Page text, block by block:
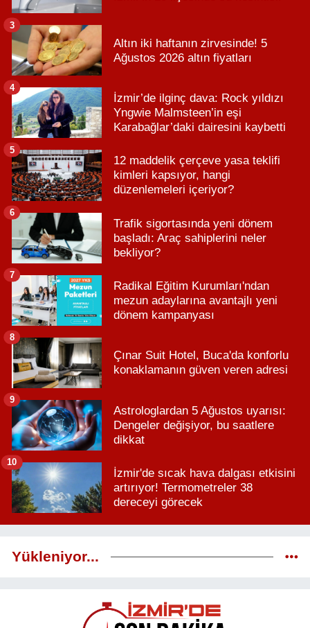
Altın iki haftanın zirvesinde! 5
Ağustos 2026 altın fiyatları
3
İzmir’de ilginç dava: Rock yıldızı
Yngwie Malmsteen’in eşi
Karabağlar’daki dairesini kaybetti
4
12 maddelik çerçeve yasa teklifi
kimleri kapsıyor, hangi
düzenlemeleri içeriyor?
5
Trafik sigortasında yeni dönem
başladı: Araç sahiplerini neler
bekliyor?
6
Radikal Eğitim Kurumları'ndan
mezun adaylarına avantajlı yeni
dönem kampanyası
7
Çınar Suit Hotel, Buca'da konforlu
konaklamanın güven veren adresi
8
Astrologlardan 5 Ağustos uyarısı:
Dengeler değişiyor, bu saatlere
dikkat
9
İzmir'de sıcak hava dalgası etkisini
artırıyor! Termometreler 38
dereceyi görecek
10
Yükleniyor...